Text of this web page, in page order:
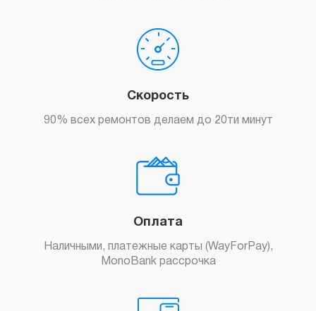
Скорость
90% всех ремонтов делаем до 20ти минут
Оплата
Наличными, платежные карты (WayForPay),
MonoBank рассрочка